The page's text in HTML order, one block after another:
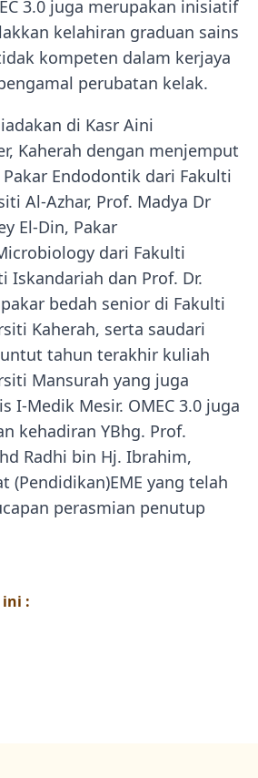
3.0 juga merupakan inisiatif
kelahiran graduan sains
kompeten dalam kerjaya
perubatan kelak.
di Kasr Aini
Kaherah dengan menjemput
Pakar Endodontik dari Fakulti
Al-Azhar, Prof. Madya Dr
El-Din, Pakar
dari Fakulti
Iskandariah dan Prof. Dr.
bedah senior di Fakulti
Kaherah, serta saudari
tahun terakhir kuliah
Mansurah yang juga
I-Medik Mesir. OMEC 3.0 juga
kehadiran YBhg. Prof.
Radhi bin Hj. Ibrahim,
(Pendidikan)EME yang telah
perasmian penutup
: